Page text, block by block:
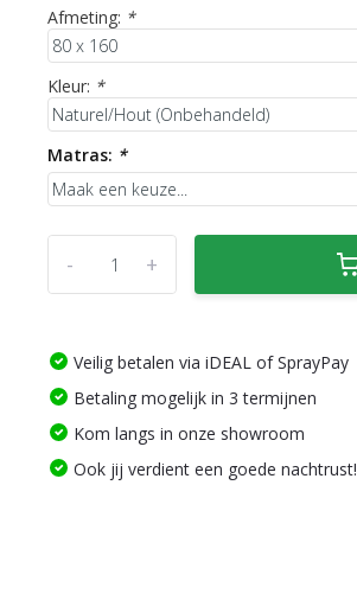
Afmeting: *
Kleur: *
Matras: *
+
-
Veilig betalen via iDEAL of SprayPay
Betaling mogelijk in 3 termijnen
Kom langs in onze showroom
Ook jij verdient een goede nachtrust!